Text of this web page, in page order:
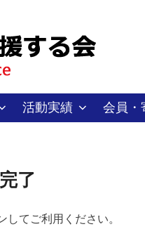
活動実績 会員・
了
てご利用ください。